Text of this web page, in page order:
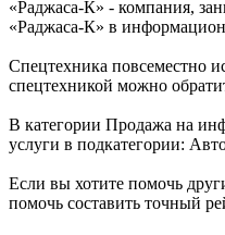
«Раджаса-К» - компания,
«Раджаса-К» в
Спецтехника повсеместно
спецтехникой можно
В категории Продажа на
услуги в подкатегории:
Если вы хотите помочь
помочь составить точный